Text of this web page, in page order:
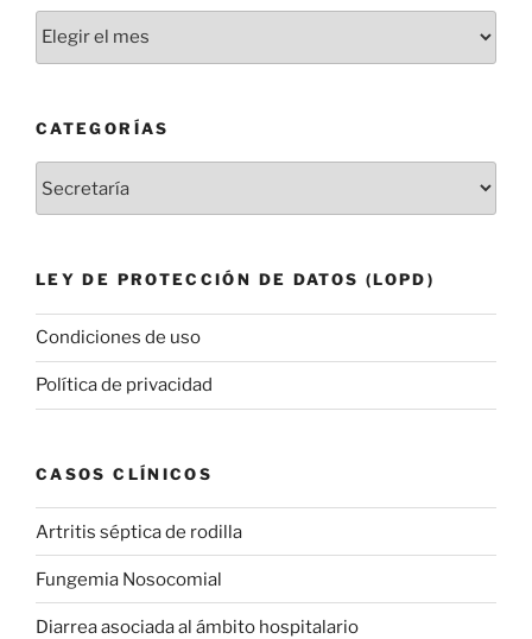
CATEGORÍAS
LEY DE PROTECCIÓN DE DATOS (LOPD)
Condiciones de uso
Política de privacidad
CASOS CLÍNICOS
Artritis séptica de rodilla
Fungemia Nosocomial
Diarrea asociada al ámbito hospitalario